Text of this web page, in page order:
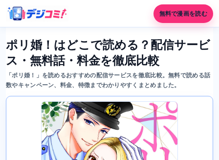
無料で漫画を読む
ポリ婚！はどこで読める？配信サービ
ス・無料話・料金を徹底比較
「ポリ婚！」を読めるおすすめの配信サービスを徹底比較。無料で読める話
数やキャンペーン、料金、特徴までわかりやすくまとめました。